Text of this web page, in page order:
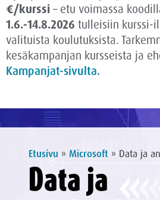
€/kurssi – etu voimassa
1.6.-14.8.2026 tulleisiin kurssi-
valituista koulutuksista.
kesäkampanjan kursseista ja
Kampanjat-sivulta.
Etusivu » Microsoft » Data ja
Data ja